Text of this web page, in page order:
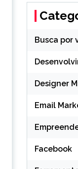
Busca por
Designer
Email
Facebook